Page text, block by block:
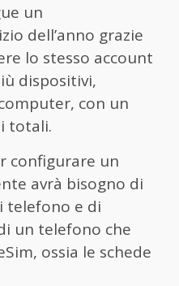
un
dell’anno grazie
lo stesso account
dispositivi,
con un
totali.
configurare un
avrà bisogno di
telefono e di
un telefono che
ossia le schede